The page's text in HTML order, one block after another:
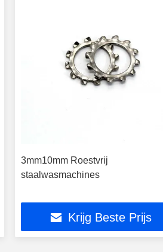
3mm10mm Roestvrij
staalwasmachines
Krijg Beste Prijs